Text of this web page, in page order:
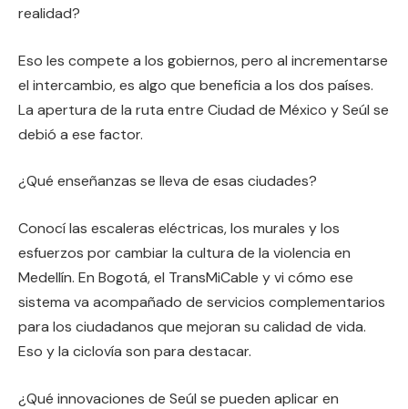
realidad?
Eso les compete a los gobiernos, pero al incrementarse
el intercambio, es algo que beneficia a los dos países.
La apertura de la ruta entre Ciudad de México y Seúl se
debió a ese factor.
¿Qué enseñanzas se lleva de esas ciudades?
Conocí las escaleras eléctricas, los murales y los
esfuerzos por cambiar la cultura de la violencia en
Medellín. En Bogotá, el TransMiCable y vi cómo ese
sistema va acompañado de servicios complementarios
para los ciudadanos que mejoran su calidad de vida.
Eso y la ciclovía son para destacar.
¿Qué innovaciones de Seúl se pueden aplicar en